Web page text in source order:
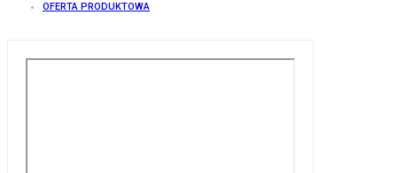
OFERTA PRODUKTOWA